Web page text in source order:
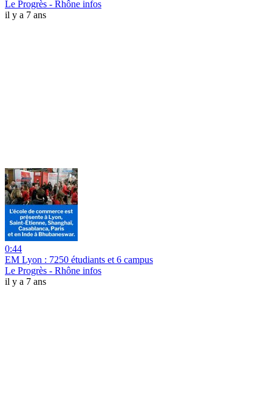
Le Progrès - Rhône infos
il y a 7 ans
0:44
EM Lyon : 7250 étudiants et 6 campus
Le Progrès - Rhône infos
il y a 7 ans